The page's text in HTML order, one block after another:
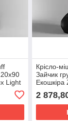
Light
Крісло-
Зайчик
Екошкіра
2